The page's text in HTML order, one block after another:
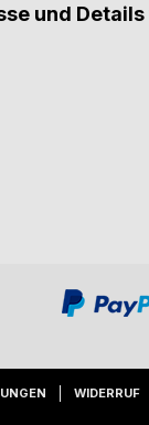
und
WIDERRUF